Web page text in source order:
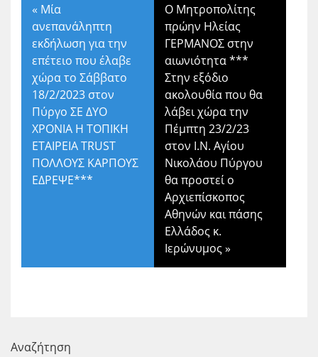
« Μία
ανεπανάληπτη
εκδήλωση για την
επέτειο που έλαβε
χώρα το Σάββατο
18/2/2023 στον
Πύργο ΣΕ ΔΥΟ
ΧΡΟΝΙΑ Η ΤΟΠΙΚΗ
ΕΤΑΙΡΕΙΑ TRUST
ΠΟΛΛΟΥΣ ΚΑΡΠΟΥΣ
ΕΔΡΕΨΕ***
Ο Μητροπολίτης
πρώην Ηλείας
ΓΕΡΜΑΝΟΣ στην
αιωνιότητα ***
Στην εξόδιο
ακολουθία που θα
λάβει χώρα την
Πέμπτη 23/2/23
στον Ι.Ν. Αγίου
Νικολάου Πύργου
θα προστεί ο
Αρχιεπίσκοπος
Αθηνών και πάσης
Ελλάδος κ.
Ιερώνυμος»
Αναζήτηση